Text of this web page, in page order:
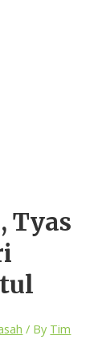
Tyas
/ By Tim